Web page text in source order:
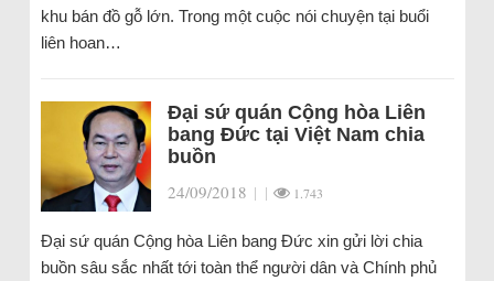
khu bán đồ gỗ lớn. Trong một cuộc nói chuyện tại buổi
liên hoan…
Đại sứ quán Cộng hòa Liên
bang Đức tại Việt Nam chia
buồn
24/09/2018 | | 1.743
Đại sứ quán Cộng hòa Liên bang Đức xin gửi lời chia
buồn sâu sắc nhất tới toàn thể người dân và Chính phủ